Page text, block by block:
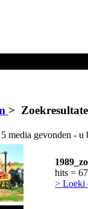
>
media gevonden - u
hits =
> Loeki